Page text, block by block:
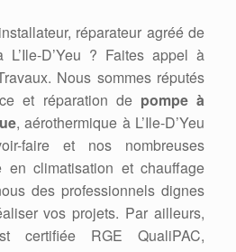
réparateur agréé de
D’Yeu ? Faites appel à
Nous sommes réputés
et réparation de pompe à
, aérothermique à L’Ile-D’Yeu
faire et nos nombreuses
en climatisation et chauffage
des professionnels dignes
vos projets. Par ailleurs,
certifiée RGE QualiPAC,